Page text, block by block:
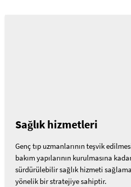
Sağlık hizmetleri
Genç tıp uzmanlarının teşvik
bakım yapılarının kurulmasına
sürdürülebilir sağlık hizmeti
yönelik bir stratejiye sahiptir.